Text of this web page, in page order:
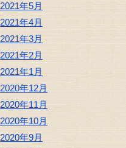
2021年5月
2021年4月
2021年3月
2021年2月
2021年1月
2020年12月
2020年11月
2020年10月
2020年9月